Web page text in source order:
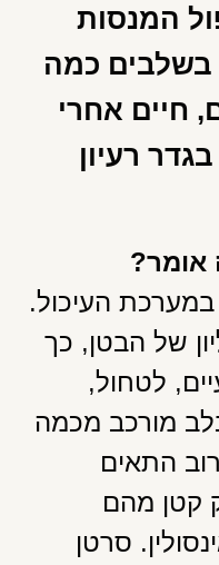
המנסות
בשלבים כמה
חיים אחרי
רעיון
אומר?
העיכול.
של הבטן, כך
לטחול,
מורכב מכמה
התאים
קטן מהם
סרטן